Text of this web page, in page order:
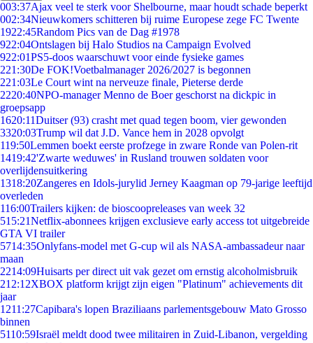
003:37Ajax veel te sterk voor Shelbourne, maar houdt schade beperkt
002:34Nieuwkomers schitteren bij ruime Europese zege FC Twente
1922:45Random Pics van de Dag #1978
922:04Ontslagen bij Halo Studios na Campaign Evolved
922:01PS5-doos waarschuwt voor einde fysieke games
221:30De FOK!Voetbalmanager 2026/2027 is begonnen
221:03Le Court wint na nerveuze finale, Pieterse derde
2220:40NPO-manager Menno de Boer geschorst na dickpic in
groepsapp
1620:11Duitser (93) crasht met quad tegen boom, vier gewonden
3320:03Trump wil dat J.D. Vance hem in 2028 opvolgt
119:50Lemmen boekt eerste profzege in zware Ronde van Polen-rit
1419:42'Zwarte weduwes' in Rusland trouwen soldaten voor
overlijdensuitkering
1318:20Zangeres en Idols-jurylid Jerney Kaagman op 79-jarige leeftijd
overleden
116:00Trailers kijken: de bioscoopreleases van week 32
515:21Netflix-abonnees krijgen exclusieve early access tot uitgebreide
GTA VI trailer
5714:35Onlyfans-model met G-cup wil als NASA-ambassadeur naar
maan
2214:09Huisarts per direct uit vak gezet om ernstig alcoholmisbruik
212:12XBOX platform krijgt zijn eigen "Platinum" achievements dit
jaar
1211:27Capibara's lopen Braziliaans parlementsgebouw Mato Grosso
binnen
5110:59Israël meldt dood twee militairen in Zuid-Libanon, vergelding